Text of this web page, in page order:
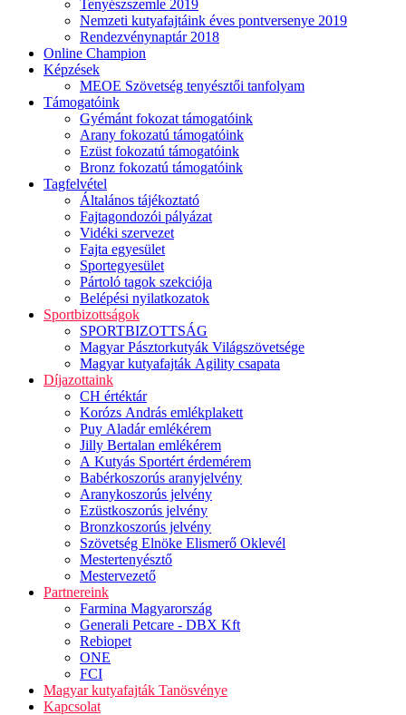
Tenyészszemle 2019
Nemzeti kutyafajtáink éves pontversenye 2019
Rendezvénynaptár 2018
Online Champion
Képzések
MEOE Szövetség tenyésztői tanfolyam
Támogatóink
Gyémánt fokozat támogatóink
Arany fokozatú támogatóink
Ezüst fokozatú támogatóink
Bronz fokozatú támogatóink
Tagfelvétel
Általános tájékoztató
Fajtagondozói pályázat
Vidéki szervezet
Fajta egyesület
Sportegyesület
Pártoló tagok szekciója
Belépési nyilatkozatok
Sportbizottságok
SPORTBIZOTTSÁG
Magyar Pásztorkutyák Világszövetsége
Magyar kutyafajták Agility csapata
Díjazottaink
CH értéktár
Korózs András emlékplakett
Puy Aladár emlékérem
Jilly Bertalan emlékérem
A Kutyás Sportért érdemérem
Babérkoszorús aranyjelvény
Aranykoszorús jelvény
Ezüstkoszorús jelvény
Bronzkoszorús jelvény
Szövetség Elnöke Elismerő Oklevél
Mestertenyésztő
Mestervezető
Partnereink
Farmina Magyarország
Generali Petcare - DBX Kft
Rebiopet
ONE
FCI
Magyar kutyafajták Tanösvénye
Kapcsolat